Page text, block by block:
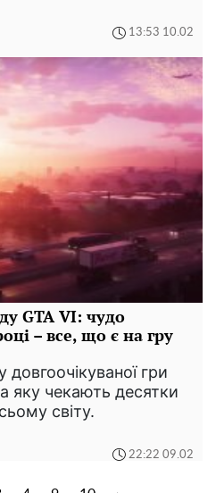
13:53 10.02
GTA VI: чудо
– все, що є на гру
гри
яку чекають десятки
світу.
22:22 09.02